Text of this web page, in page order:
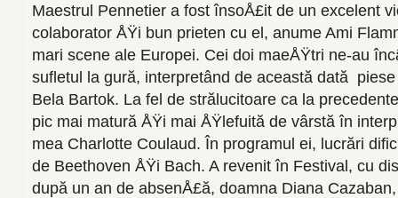
Maestrul Pennetier a fost însoÅ£it de un excelent
colaborator ÅŸi bun prieten cu el, anume Ami
mari scene ale Europei. Cei doi maeÅŸtri ne-au
sufletul la gură, interpretând de această dată
Bela Bartok. La fel de strălucitoare ca la
pic mai matură ÅŸi mai ÅŸlefuită de vârstă în
mea Charlotte Coulaud. În programul ei, lucrări
de Beethoven ÅŸi Bach. A revenit în Festival, cu
după un an de absenÅ£ă, doamna Diana